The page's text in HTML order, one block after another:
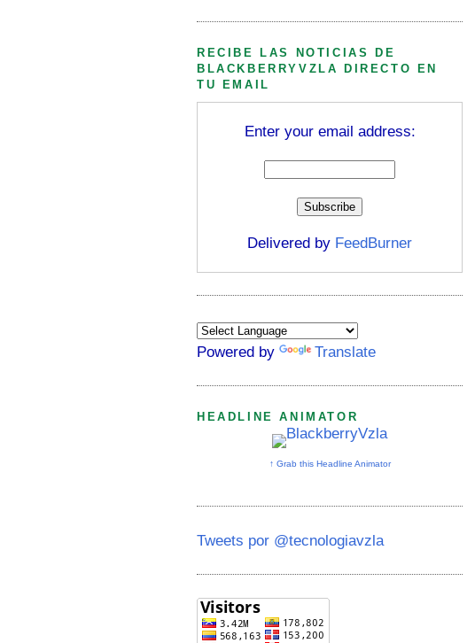
RECIBE LAS NOTICIAS DE
BLACKBERRYVZLA DIRECTO EN
TU EMAIL
Enter your email address:
Delivered by FeedBurner
Powered by Translate
HEADLINE ANIMATOR
↑ Grab this Headline Animator
Tweets por @tecnologiavzla